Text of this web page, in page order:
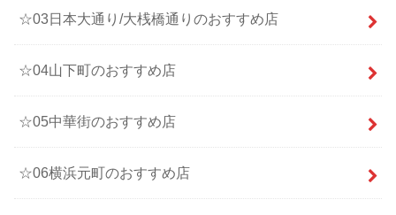
☆03日本大通り/大桟橋通りのおすすめ店
☆04山下町のおすすめ店
☆05中華街のおすすめ店
☆06横浜元町のおすすめ店